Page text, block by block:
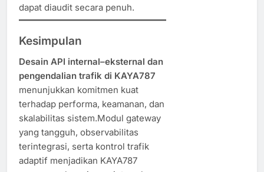
dapat diaudit secara penuh.
Kesimpulan
Desain API internal–eksternal dan
pengendalian trafik di KAYA787
menunjukkan komitmen kuat
terhadap performa, keamanan, dan
skalabilitas sistem.Modul gateway
yang tangguh, observabilitas
terintegrasi, serta kontrol trafik
adaptif menjadikan KAYA787